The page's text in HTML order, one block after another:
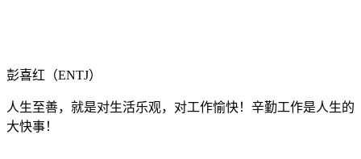
彭喜红（ENTJ）
人生至善，就是对生活乐观，对工作愉快！辛勤工作是人生的
大快事！